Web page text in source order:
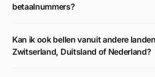
betaalnummers?
Kan ik ook bellen vanuit andere
Zwitserland, Duitsland of Nederland?